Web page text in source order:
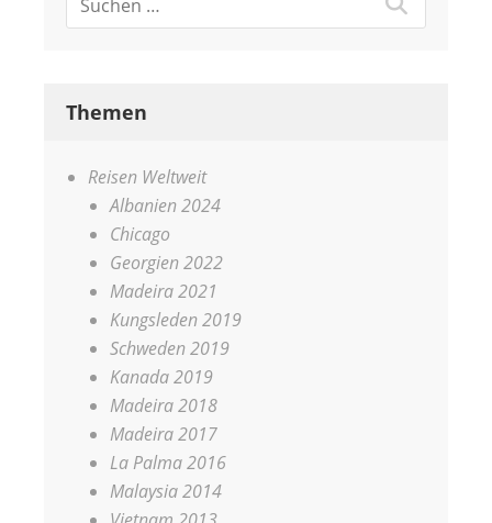
Themen
Reisen Weltweit
Albanien 2024
Chicago
Georgien 2022
Madeira 2021
Kungsleden 2019
Schweden 2019
Kanada 2019
Madeira 2018
Madeira 2017
La Palma 2016
Malaysia 2014